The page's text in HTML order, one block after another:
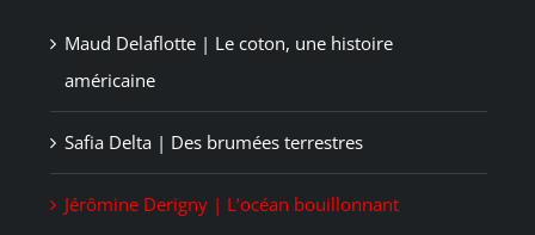
Maud Delaflotte | Le coton, une histoire
américaine
Safia Delta | Des brumées terrestres
Jérômine Derigny | L’océan bouillonnant